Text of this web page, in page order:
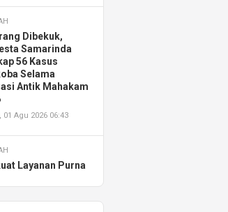
Dibekuk,
Samarinda
56 Kasus
Selama
Antik Mahakam
01 Agu 2026 06:43
Layanan Purna
AHASS